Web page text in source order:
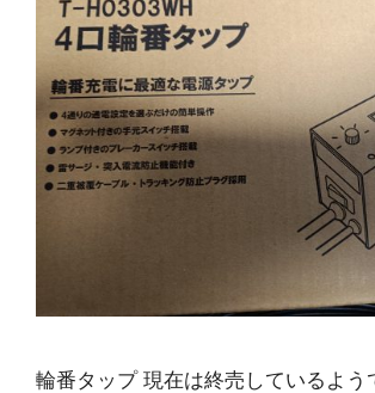
輪番タップ 現在は終売しているよう